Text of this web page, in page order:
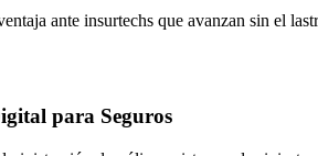
ante insurtechs que avanzan sin el
para Seguros